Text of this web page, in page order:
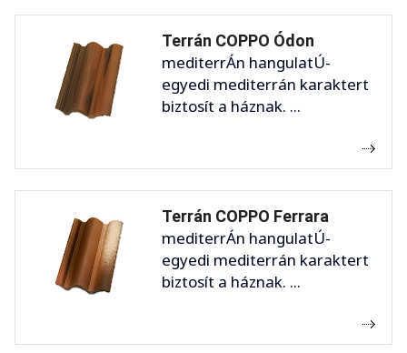
Terrán COPPO Ódon
mediterrÁn hangulatÚ-
egyedi mediterrán karaktert
biztosít a háznak. ...
Terrán COPPO Ferrara
mediterrÁn hangulatÚ-
egyedi mediterrán karaktert
biztosít a háznak. ...